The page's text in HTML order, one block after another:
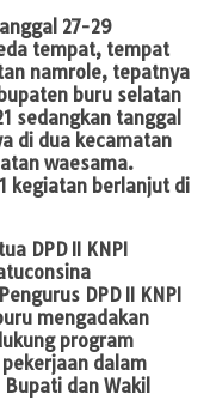
27-29
tempat, tempat
namrole, tepatnya
buru selatan
sedangkan tanggal
di dua kecamatan
waesama.
kegiatan berlanjut di
DPD II KNPI
DPD II KNPI
mengadakan
program
dalam
dan Wakil